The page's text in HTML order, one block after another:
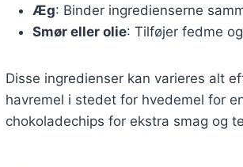
Æg: Binder ingredienserne
Smør eller olie: Tilføjer fedme
Disse ingredienser kan varieres alt
havremel i stedet for hvedemel for
chokoladechips for ekstra smag og